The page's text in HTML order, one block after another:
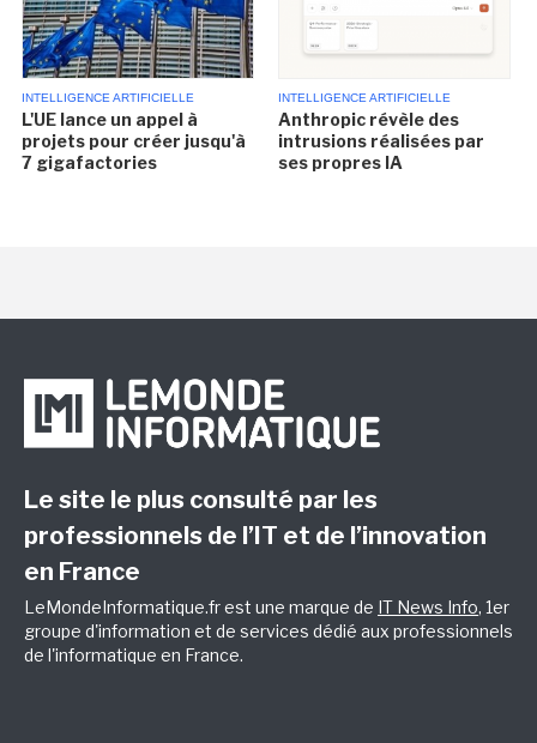
INTELLIGENCE ARTIFICIELLE
L'UE lance un appel à
projets pour créer jusqu'à
7 gigafactories
INTELLIGENCE ARTIFICIELLE
Anthropic révèle des
intrusions réalisées par
ses propres IA
Le site le plus consulté par les
professionnels de l’IT et de l’innovation
en France
LeMondeInformatique.fr est une marque de IT News Info, 1er
groupe d'information et de services dédié aux professionnels
de l'informatique en France.